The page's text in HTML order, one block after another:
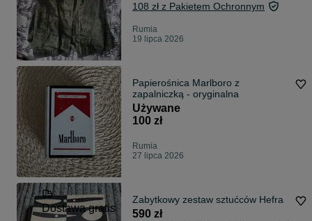
108 zł z Pakietem Ochronnym
Rumia
19 lipca 2026
Papierośnica Marlboro z
zapalniczką - oryginalna
Używane
100 zł
Rumia
27 lipca 2026
Dostawa gratis
Zabytkowy zestaw sztućców Hefra
590 zł